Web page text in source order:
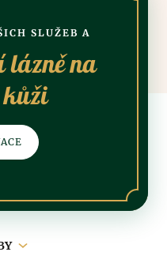
SLUŽEB A
lázně na